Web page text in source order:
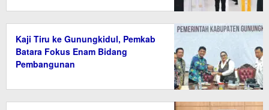
Kaji Tiru ke Gunungkidul, Pemkab
Batara Fokus Enam Bidang
Pembangunan